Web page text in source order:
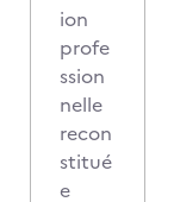
ion
profe
ssion
nelle
recon
stitué
e